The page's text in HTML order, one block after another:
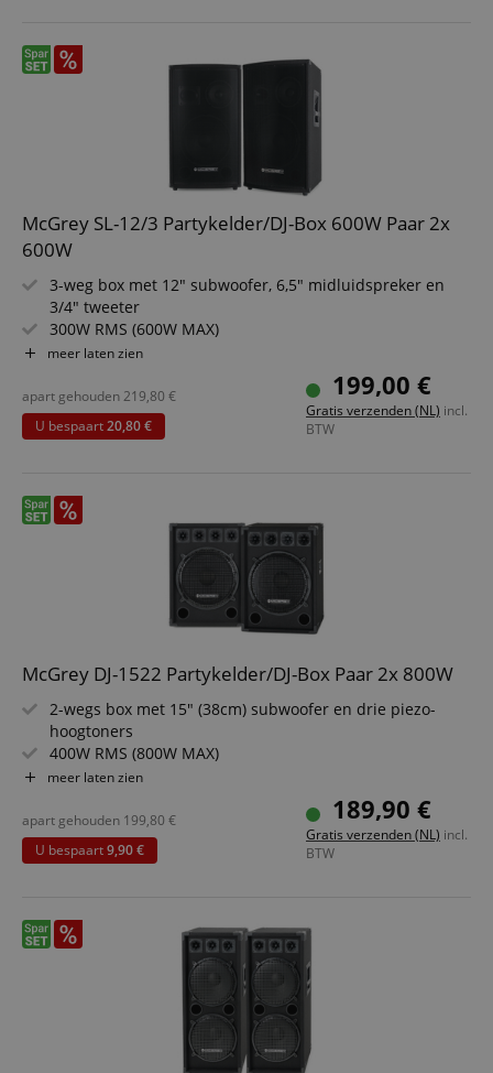
McGrey SL-12/3 Partykelder/DJ-Box 600W Paar 2x
600W
3-weg box met 12" subwoofer, 6,5" midluidspreker en
3/4" tweeter
300W RMS (600W MAX)
Robuuste behuizing met beschermhoeken, vilten
Stevige houten behuizing en draaggrepen
2 basreflexopeningen
Levering per paar
meer laten zien
199,00 €
Gratis verzenden (NL) incl.
BTW
apart gehouden219,80 €
U bespaart20,80 €
McGrey DJ-1522 Partykelder/DJ-Box Paar 2x 800W
2-wegs box met 15" (38cm) subwoofer en drie piezo-
hoogtoners
400W RMS (800W MAX)
Robuuste behuizing met beschermhoeken
Stevige houten behuizing en draaggrepen
Levering per paar
meer laten zien
189,90 €
Gratis verzenden (NL) incl.
BTW
apart gehouden 199,80 €
U bespaart9,90 €